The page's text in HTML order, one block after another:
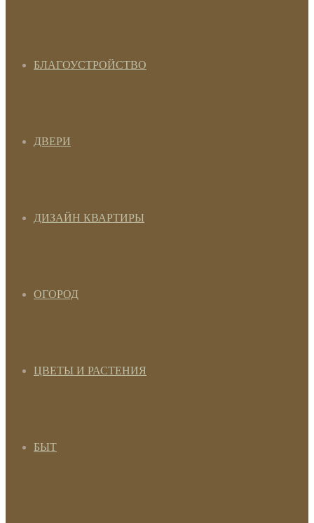
БЛАГОУСТРОЙСТВО
ДВЕРИ
ДИЗАЙН КВАРТИРЫ
ОГОРОД
ЦВЕТЫ И РАСТЕНИЯ
БЫТ